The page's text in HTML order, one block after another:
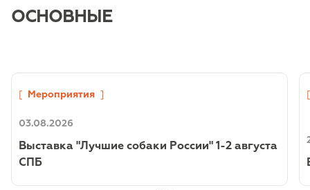
ОСНОВНЫЕ
Мероприятия
03.08.2026
Выставка "Лучшие собаки России" 1-2 августа
СПБ